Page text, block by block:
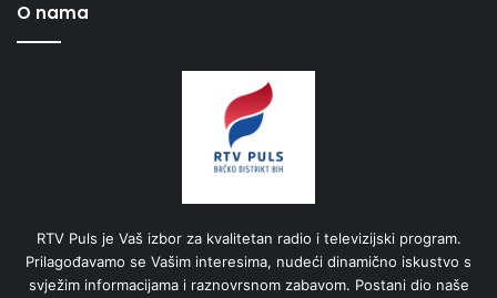
O nama
RTV Puls je Vaš izbor za kvalitetan radio i televizijski program.
Prilagođavamo se Vašim interesima, nudeći dinamično iskustvo s
svježim informacijama i raznovrsnom zabavom. Postani dio naše